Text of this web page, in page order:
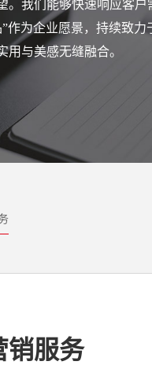
我们能够快速响应客户
作为企业愿景，持续致
与美感无缝融合。
销服务